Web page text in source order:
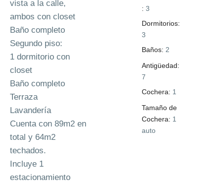
vista a la calle,
ambos con closet
Baño completo
Segundo piso:
1 dormitorio con
closet
Baño completo
Terraza
Lavandería
Cuenta con 89m2 en
total y 64m2
techados.
Incluye 1
estacionamiento
: 3
Dormitorios:
3
Baños: 2
Antigüedad:
7
Cochera: 1
Tamaño de
Cochera: 1
auto